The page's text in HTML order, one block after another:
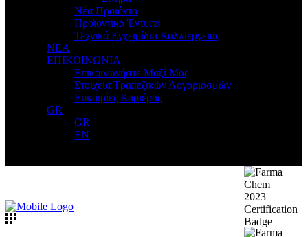
Νέα Προϊόντα
Προϊοντικά Έντυπα
Τεχνικά Εγχειρίδια Καλλιέργειας
ΝΕΑ
ΕΠΙΚΟΙΝΩΝΙΑ
Επικοινωνήστε Μαζί Μας
Στοιχεία Τραπεζικών Λογαριασμών
Ευκαιρίες Καριέρας
GR
GR
EN